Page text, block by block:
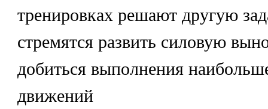
тренировках решают другую
стремятся развить силовую
добиться выполнения
движений